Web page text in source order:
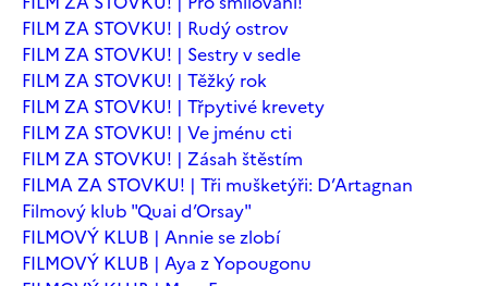
FILM ZA STOVKU! | Rudý ostrov
FILM ZA STOVKU! | Sestry v sedle
FILM ZA STOVKU! | Těžký rok
FILM ZA STOVKU! | Třpytivé krevety
FILM ZA STOVKU! | Ve jménu cti
FILM ZA STOVKU! | Zásah štěstím
FILMA ZA STOVKU! | Tři mušketýři: D’Artagnan
Filmový klub "Quai d’Orsay"
FILMOVÝ KLUB | Annie se zlobí
FILMOVÝ KLUB | Aya z Yopougonu